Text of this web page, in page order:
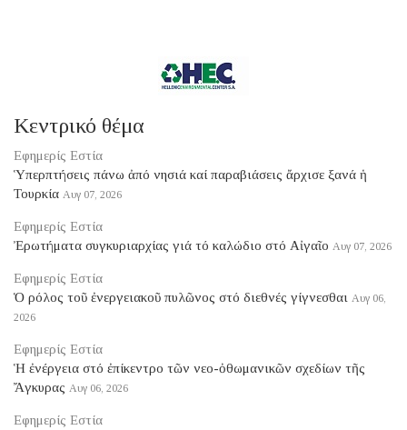
Κεντρικό θέμα
Εφημερίς Εστία
Ὑπερπτήσεις πάνω ἀπό νησιά καί παραβιάσεις ἄρχισε ξανά ἡ
Τουρκία Αυγ 07, 2026
Εφημερίς Εστία
Ἐρωτήματα συγκυριαρχίας γιά τό καλώδιο στό Αἰγαῖο Αυγ 07, 2026
Εφημερίς Εστία
Ὁ ρόλος τοῦ ἐνεργειακοῦ πυλῶνος στό διεθνές γίγνεσθαι Αυγ 06,
2026
Εφημερίς Εστία
Ἡ ἐνέργεια στό ἐπίκεντρο τῶν νεο-ὀθωμανικῶν σχεδίων τῆς
Ἄγκυρας Αυγ 06, 2026
Εφημερίς Εστία